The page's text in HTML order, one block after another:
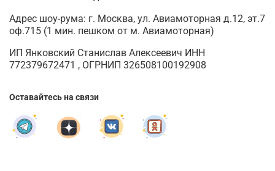
Адрес шоу-рума: г. Москва, ул. Авиамоторная д.12, эт.7
оф.715 (1 мин. пешком от м. Авиамоторная)
ИП Янковский Станислав Алексеевич ИНН
772379672471 , ОГРНИП 326508100192908
Оставайтесь на связи